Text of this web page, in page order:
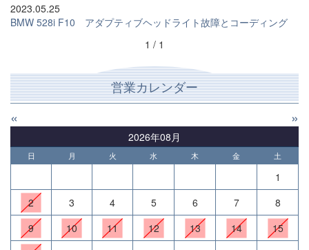
2023.05.25
BMW 528i F10 アダプティブヘッドライト故障とコーディング
1 / 1
営業カレンダー
« »
2026年08月
日 月 火 水 木 金 土
1
2
3 4 5 6 7
8
9
10 11 12 13 14
15